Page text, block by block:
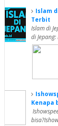
Islam
Terbit
Islam di
di
Kenapa